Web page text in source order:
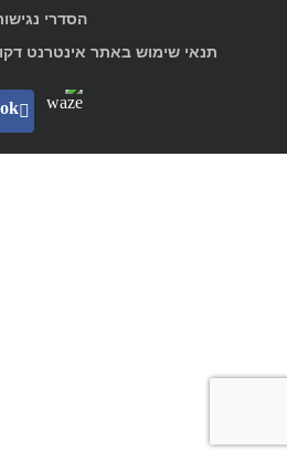
הסדרי
תנאי שימוש באתר אינטרנט
Waze